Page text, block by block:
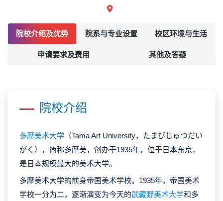
院校介绍及优势 院系与专业设置 校区环境与生活
申请要求及费用 其他及答疑
院校介绍
多摩美术大学 （Tama Art University，たまびじゅつだい
がく），简称多摩美，创办于1935年，位于日本东京，
是日本规模最大的美术大学。
多摩美术大学的前身帝国美术学校。1935年，帝国美术
学校一分为二，逐渐演变为今天的武藏野美术大学和多